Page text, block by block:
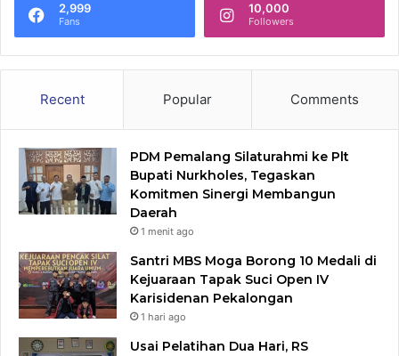
2,999
Fans
10,000
Followers
Recent Popular Comments
PDM Pemalang Silaturahmi ke Plt
Bupati Nurkholes, Tegaskan
Komitmen Sinergi Membangun
Daerah
1 menit ago
Santri MBS Moga Borong 10 Medali di
Kejuaraan Tapak Suci Open IV
Karisidenan Pekalongan
1 hari ago
Usai Pelatihan Dua Hari, RS